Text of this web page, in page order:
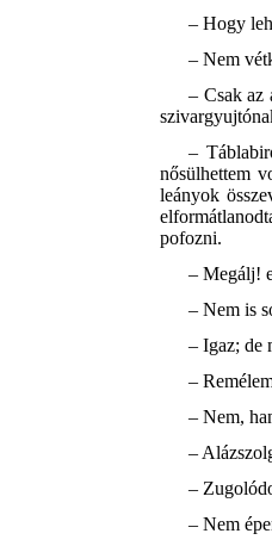
– Hogy
– Nem
– Csak az
–
nősülhettem
leányok
pofozni.
– Megálj!
– Nem is
– Igaz; de
–
– Nem,
–
–
– Nem